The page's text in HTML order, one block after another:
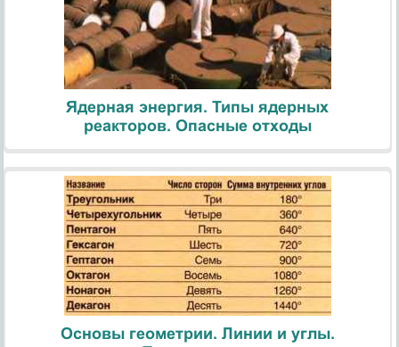
Ядерная энергия. Типы ядерных
реакторов. Опасные отходы
Основы геометрии. Линии и углы.